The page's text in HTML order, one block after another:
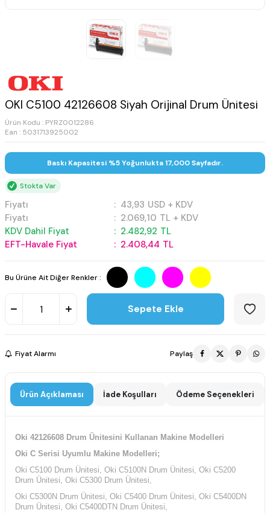
OKI C5100 42126608 Siyah Orijinal Drum Ünitesi
Ürün Kodu : PYRZ0012286
Ean : 5031713925002
Baskı Kapasitesi %5 Yoğunlukta 17,000 Sayfadır.
Stokta Var
Fiyatı : 43,93 USD + KDV
Fiyatı
: 2.069,10 TL + KDV
KDV Dahil Fiyat
: 2.482,92 TL
EFT-Havale Fiyat
: 2.408,44 TL
Bu Ürüne Ait Diğer Renkler :
Sepete Ekle
Fiyat Alarmı Paylaş
Ürün Açıklaması İade Koşulları Ödeme Seçenekleri
Oki 42126608 Drum Ünitesini Kullanan Makine Modelleri
Oki C Serisi Uyumlu Makine Modelleri;
Oki C5100 Drum Ünitesi, Oki C5100N Drum Ünitesi, Oki C5200
Drum Ünitesi, Oki C5300 Drum Ünitesi,
Oki C5300N Drum Ünitesi, Oki C5400 Drum Ünitesi, Oki C5400DN
Drum Ünitesi, Oki C5400DTN Drum Ünitesi,